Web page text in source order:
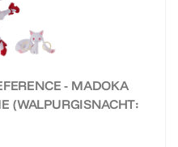
- MADOKA
(WALPURGISNACHT: